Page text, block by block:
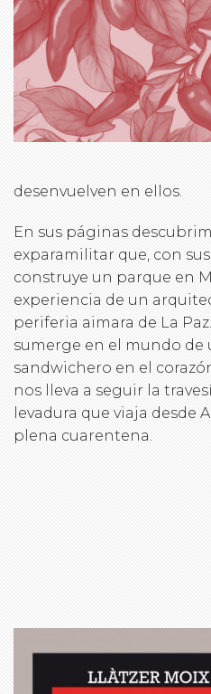
desenvuelven en ellos.
En sus páginas
exparamilitar que, con
construye un parque en
experiencia de un
periferia aimara de La
sumerge en el mundo de
sandwichero en el
nos lleva a seguir la
levadura que viaja desde
plena cuarentena.